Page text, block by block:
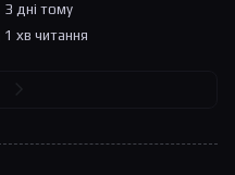
3 дні тому
1 хв читання